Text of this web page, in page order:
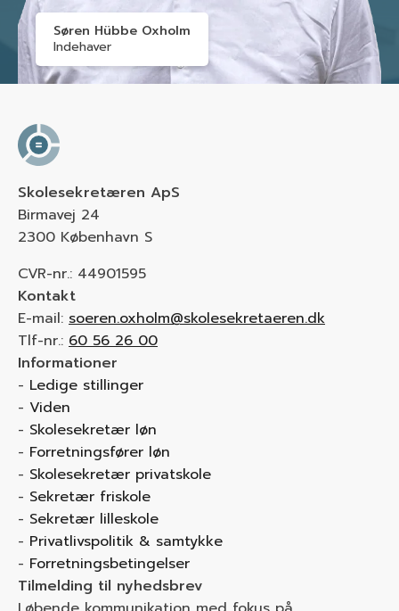
Søren Hübbe Oxholm
Indehaver
Skolesekretæren ApS
Birmavej 24
2300 København S
CVR-nr.: 44901595
Kontakt
E-mail: soeren.oxholm@skolesekretaeren.dk
Tlf-nr.: 60 56 26 00
Informationer
Ledige stillinger
Viden
Skolesekretær løn
Forretningsfører løn
Skolesekretær privatskole
Sekretær friskole
Sekretær lilleskole
Privatlivspolitik & samtykke
Forretningsbetingelser
Tilmelding til nyhedsbrev